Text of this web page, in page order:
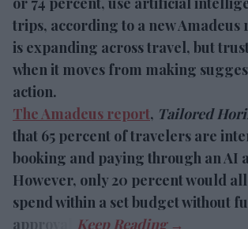
it moves from making suggestions
action.
The Amadeus report ,Tailored
that 65 percent of travelers are
booking and paying through an AI
However, only 20 percent would
within a set budget without further